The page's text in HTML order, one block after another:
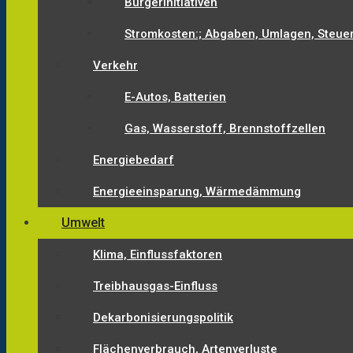
Stromkosten:; Abgaben, Umlagen,
Verkehr
E-Autos, Batterien
Gas, Wasserstoff, Brennstoffzellen
Energiebedarf
Energieeinsparung, Wärmedämmung
Umwelt
Klima, Einflussfaktoren
Treibhausgas-Einfluss
Dekarbonisierungspolitik
Flächenverbrauch, Artenverluste